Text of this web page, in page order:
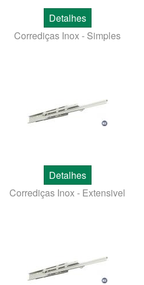
Detalhes
Corrediças Inox - Simples
Detalhes
Corrediças Inox - Extensivel